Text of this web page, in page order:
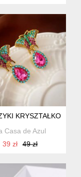
PICASSO
KRYSZTAŁKOWE
Casa de Azul
39 zł
49 zł